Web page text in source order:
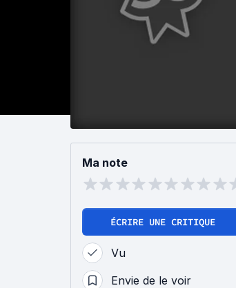
Ma note
ÉCRIRE UNE CRITIQUE
Vu
Envie de le voir